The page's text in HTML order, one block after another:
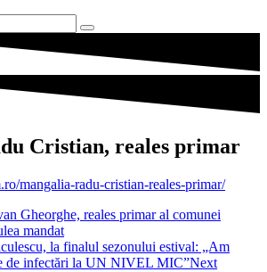
Cristian, reales primar
mangalia-radu-cristian-reales-primar/
Gheorghe, reales primar al comunei
mandat
la finalul sezonului estival: „Am
de infectări la UN NIVEL MIC”Next